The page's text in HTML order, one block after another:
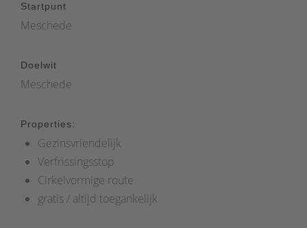
Startpunt
Meschede
Doelwit
Meschede
Properties:
Gezinsvriendelijk
Verfrissingsstop
Cirkelvormige route
gratis / altijd toegankelijk